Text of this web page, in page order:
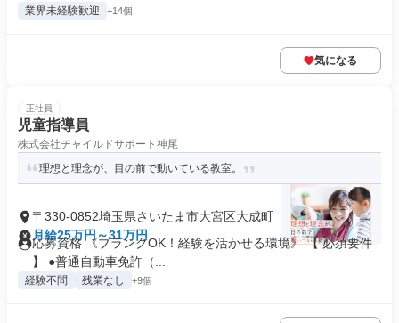
業界未経験歓迎 +14個
気になる
正社員
児童指導員
株式会社チャイルドサポート神尾
理想と理念が、目の前で動いている教室。
〒330-0852埼玉県さいたま市大宮区大成町
月給25万円～31万円
応募資格 《ブランクOK！経験を活かせる環境》 【 必須要件
】 ●普通自動車免許（...
経験不問 残業なし +9個